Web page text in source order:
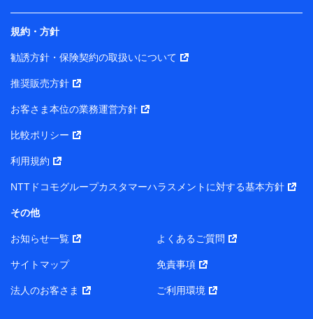
当社は株式会社NTTドコモ・フィナンシャルグループ
との間で、以下のとおり個人データを共同利用しま
す。
【共同して利用される利用データの項目】
当社または株式会社NTTドコモ・フィナンシャルグルー
の個人データ
基本情報
性、連絡先、dポイントサービスのご利用に関する情報。例
所、dポイント残高、dポイント利用履歴などが含まれます。
当社または株式会社NTTドコモ・フィナンシャルグループが
報。例として、当社または株式会社NTTドコモ・フィナンシ
履歴インターネット利用時の行動に関する情報、アプリケー
規約・方針
勧誘方針・保険契約の取扱いについて
推奨販売方針
お客さま本位の業務運営方針
比較ポリシー
利用規約
NTTドコモグループカスタマーハラスメントに対する基本方針
その他
お知らせ一覧 よくあるご質問
サイトマップ 免責事項
法人のお客さま ご利用環境